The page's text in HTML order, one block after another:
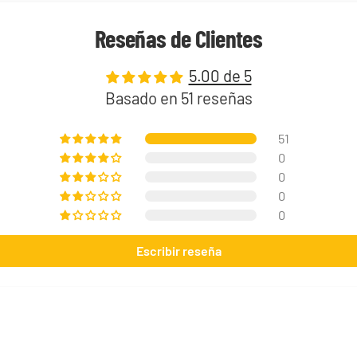
Jose Cruz Galindo-Resendiz "Pult Bomb" Mazo World Championship 2025 Deck
Desde29,90 €
Reseñas de Clientes
5.00 de 5
Basado en 51 reseñas
51
0
0
0
0
Escribir reseña